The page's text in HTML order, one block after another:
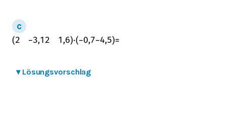
(2 −3,1 2 1,6)⋅(−0,7−4,5)=
▾ Lösungsvorschlag